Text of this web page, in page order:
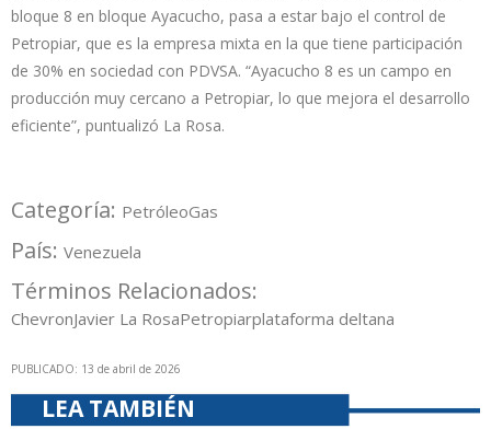
bloque 8 en bloque Ayacucho, pasa a estar bajo el control de
Petropiar, que es la empresa mixta en la que tiene participación
de 30% en sociedad con PDVSA. “Ayacucho 8 es un campo en
producción muy cercano a Petropiar, lo que mejora el desarrollo
eficiente”, puntualizó La Rosa.
Categoría: PetróleoGas
País: Venezuela
Términos Relacionados:
ChevronJavier La RosaPetropiarplataforma deltana
PUBLICADO: 13 de abril de 2026
LEA TAMBIÉN